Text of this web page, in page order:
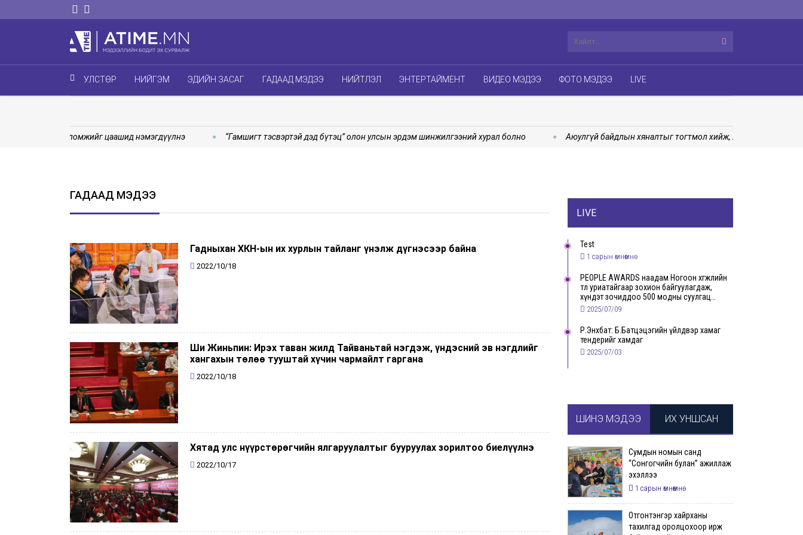
УЛСТӨР НИЙГЭМ ЭДИЙН ЗАСАГ ГАДААД МЭДЭЭ НИЙТЛЭЛ ЭНТЕРТАЙМЕНТ ВИДЕО МЭДЭЭ ФОТО МЭДЭЭ LIVE
боломжийг цаашид нэмэгдүүлнэ “Гамшигт тэсвэртэй дэд бүтэц” олон улсын эрдэм шинжилгээний хурал болно Аюулгүй байдлын хяналтыг тогтмол хийж, холбогдох арга
ГАДААД МЭДЭЭ
Гадныхан ХКН-ын их хурлын тайланг үнэлж дүгнэсээр байна
2022/10/18
Ши Жиньпин: Ирэх таван жилд Тайваньтай нэгдэж, үндэсний эв нэгдлийг
хангахын төлөө тууштай хүчин чармайлт гаргана
2022/10/18
Хятад улс нүүрстөрөгчийн ялгаруулалтыг бууруулах зорилтоо биелүүлнэ
2022/10/17
LIVE
Test
1 сарын өмнөөмнө
PEOPLE AWARDS наадам Ногоон хөгжлийн
төлөө уриатайгаар зохион байгуулагдаж,
хүндэт зочиддоо 500 модны суулгац
бэлэглэлээ
2025/07/09
Р.Энхбат: Б.Батцэцэгийн үйлдвэр хамаг
тендерийг хамдаг
2025/07/03
ШИНЭ МЭДЭЭ ИХ УНШСАН
Сумдын номын санд
“Сонгогчийн булан” ажиллаж
эхэллээ
1 сарын өмнөөмнө
Отгонтэнгэр хайрханы
тахилгад оролцохоор ирж